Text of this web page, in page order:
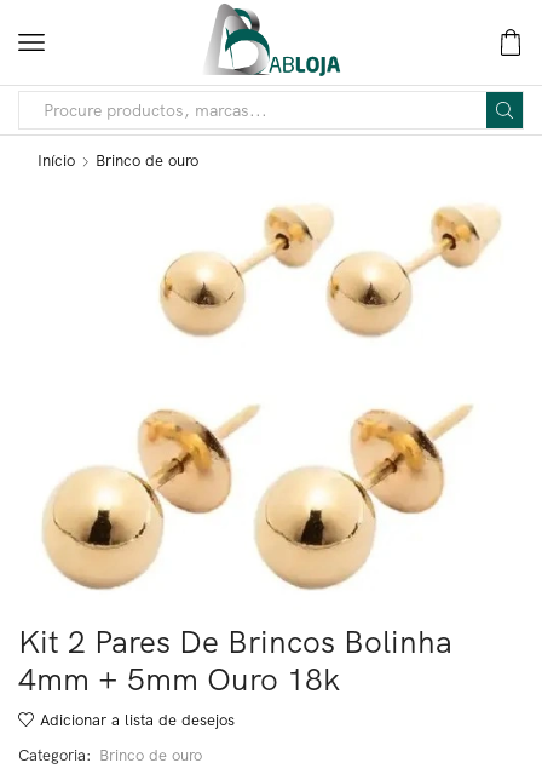
Início Brinco de ouro
Kit 2 Pares De Brincos Bolinha
4mm + 5mm Ouro 18k
Adicionar a lista de desejos
Categoria: Brinco de ouro